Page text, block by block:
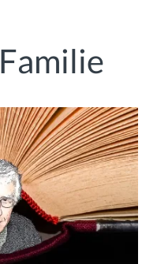
Familie